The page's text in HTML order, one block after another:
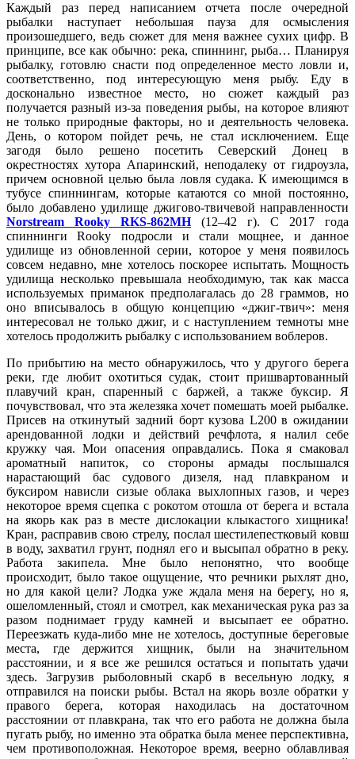
Каждый раз перед написанием отчета после очередной
рыбалки наступает небольшая пауза для осмысления
произошедшего, ведь сюжет для меня важнее сухих цифр. В
принципе, все как обычно: река, спиннинг, рыба… Планируя
рыбалку, готовлю снасти под определенное место ловли и,
соответственно, под интересующую меня рыбу. Еду в
досконально известное место, но сюжет каждый раз
получается разный из-за поведения рыбы, на которое влияют
не только природные факторы, но и деятельность человека.
День, о котором пойдет речь, не стал исключением. Еще
загодя было решено посетить Северский Донец в
окрестностях хутора Апаринский, неподалеку от гидроузла,
причем основной целью была ловля судака. К имеющимся в
тубусе спиннингам, которые катаются со мной постоянно,
было добавлено удилище джигово-твичевой направленности
Norstream Rooky RKS-862MH(12–42 г). С 2017 года
спиннинги Rooky подросли и стали мощнее, и данное
удилище из обновленной серии, которое у меня появилось
совсем недавно, мне хотелось поскорее испытать. Мощность
удилища несколько превышала необходимую, так как масса
используемых приманок предполагалась до 28 граммов, но
оно вписывалось в общую концепцию «джиг-твич»: меня
интересовал не только джиг, и с наступлением темноты мне
хотелось продолжить рыбалку с использованием воблеров.
По прибытию на место обнаружилось, что у другого берега
реки, где любит охотиться судак, стоит пришвартованный
плавучий кран, спаренный с баржей, а также буксир. Я
почувствовал, что эта железяка хочет помешать моей рыбалке.
Присев на откинутый задний борт кузова L200 в ожидании
арендованной лодки и действий речфлота, я налил себе
кружку чая. Мои опасения оправдались. Пока я смаковал
ароматный напиток, со стороны армады послышался
нарастающий бас судового дизеля, над плавкраном и
буксиром нависли сизые облака выхлопных газов, и через
некоторое время сцепка с рокотом отошла от берега и встала
на якорь как раз в месте дислокации клыкастого хищника!
Кран, расправив свою стрелу, послал шестилепестковый ковш
в воду, захватил грунт, поднял его и высыпал обратно в реку.
Работа закипела. Мне было непонятно, что вообще
происходит, было такое ощущение, что речники рыхлят дно,
но для какой цели? Лодка уже ждала меня на берегу, но я,
ошеломленный, стоял и смотрел, как механическая рука раз за
разом поднимает груду камней и высыпает ее обратно.
Переезжать куда-либо мне не хотелось, доступные береговые
места, где держится хищник, были на значительном
расстоянии, и я все же решился остаться и попытать удачи
здесь. Загрузив рыболовный скарб в весельную лодку, я
отправился на поиски рыбы. Встал на якорь возле обратки у
правого берега, которая находилась на достаточном
расстоянии от плавкрана, так что его работа не должна была
пугать рыбу, но именно эта обратка была менее перспективна,
чем противоположная. Некоторое время, веерно облавливая